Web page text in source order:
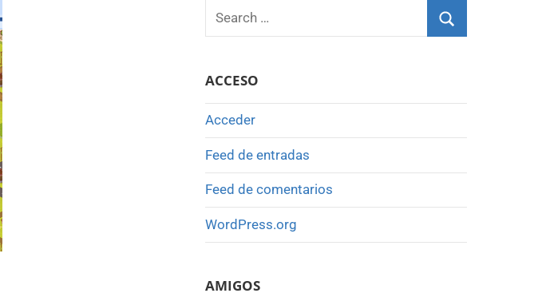
Search
for:
ACCESO
Acceder
Feed de entradas
Feed de comentarios
WordPress.org
AMIGOS